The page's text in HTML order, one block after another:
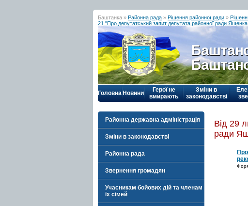
Баштанка » Районна рада » Рішення районної ради »
21 "Про депутатський запит депутата районної ради
Головна Новини
Герої не
вмирають
Зміни в
законодавстві
Районна державна адміністрація
Зміни в законодавстві
Районна рада
Звернення громадян
Учасникам бойових дій та членам
їх сімей
Від 29
ради